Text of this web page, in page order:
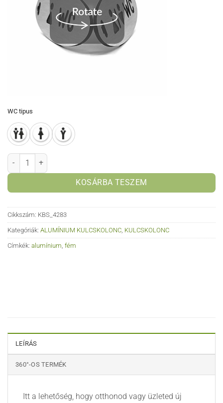
WC tipus
Alumínium kulcskolonc - WC - ovális mennyiség
KOSÁRBA TESZEM
Cikkszám: KBS_4283
Kategóriák: ALUMÍNIUM KULCSKOLONC KULCSKOLONC
Címkék: alumínium fém
LEÍRÁS
360°-OS TERMÉK
Itt a lehetőség, hogy otthonod vagy üzleted új